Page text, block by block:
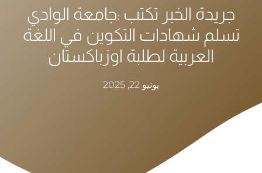
جريدة الخبر تكتب :جامعة الوادي
تسلم شهادات التكوين في اللغة
العربية لطلبة اوزباكستان
يونيو 22, 2025